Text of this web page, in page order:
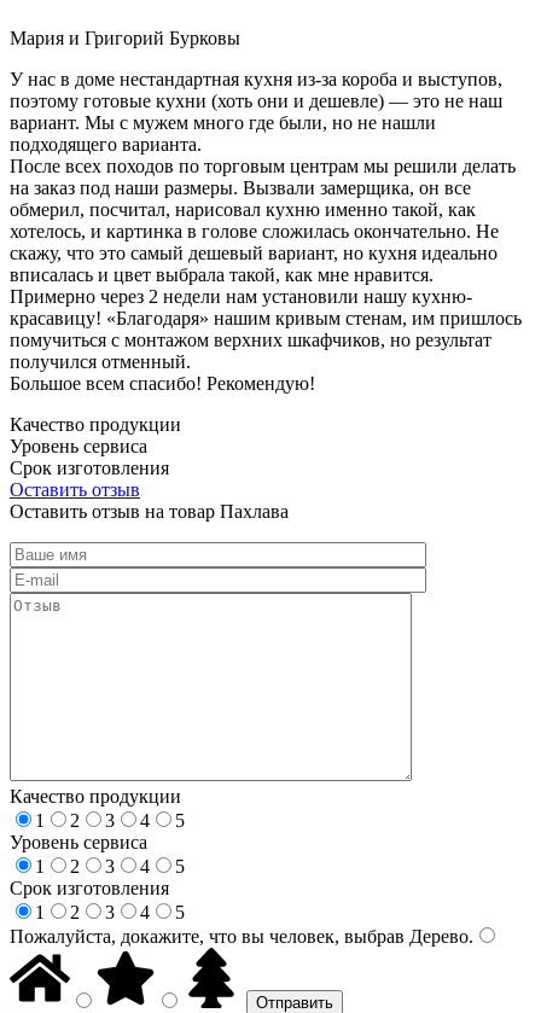
Мария и Григорий Бурковы
У нас в доме нестандартная кухня из-за короба и выступов,
поэтому готовые кухни (хоть они и дешевле) — это не наш
вариант. Мы с мужем много где были, но не нашли
подходящего варианта.
После всех походов по торговым центрам мы решили делать
на заказ под наши размеры. Вызвали замерщика, он все
обмерил, посчитал, нарисовал кухню именно такой, как
хотелось, и картинка в голове сложилась окончательно. Не
скажу, что это самый дешевый вариант, но кухня идеально
вписалась и цвет выбрала такой, как мне нравится.
Примерно через 2 недели нам установили нашу кухню-
красавицу! «Благодаря» нашим кривым стенам, им пришлось
помучиться с монтажом верхних шкафчиков, но результат
получился отменный.
Большое всем спасибо! Рекомендую!
Качество продукции
Уровень сервиса
Срок изготовления
Оставить отзыв
Оставить отзыв на товар Пахлава
Качество продукции
1
2 3 4
5
Уровень сервиса
1
2 3 4
5
Срок изготовления
1
2 3 4
5
Пожалуйста, докажите, что вы человек, выбрав Дерево.